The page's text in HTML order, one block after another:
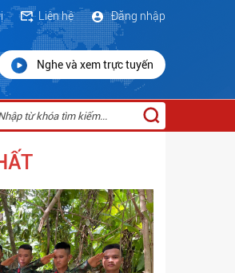
Đăng nhập
Liên hệ
Nghe và xem trực tuyến